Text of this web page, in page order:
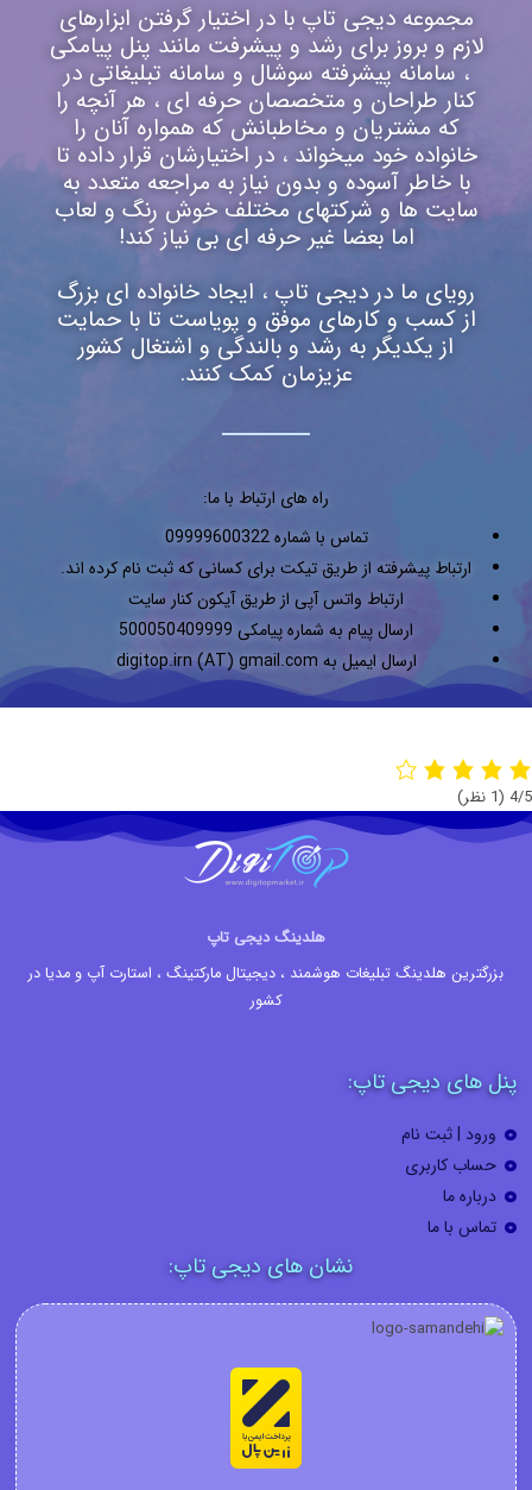
مجموعه دیجی تاپ با در اختیار گرفتن ابزارهای
لازم و بروز برای رشد و پیشرفت مانند پنل پیامکی
، سامانه پیشرفته سوشال و سامانه تبلیغاتی در
کنار طراحان و متخصصان حرفه ای ، هر آنچه را
که مشتریان و مخاطبانش که همواره آنان را
خانواده خود میخواند ، در اختیارشان قرار داده تا
با خاطر آسوده و بدون نیاز به مراجعه متعدد به
سایت ها و شرکتهای مختلف خوش رنگ و لعاب
اما بعضا غیر حرفه ای بی نیاز کند!
رویای ما در دیجی تاپ ، ایجاد خانواده ای بزرگ
از کسب و کارهای موفق و پویاست تا با حمایت
از یکدیگر به رشد و بالندگی و اشتغال کشور
عزیزمان کمک کنند.
راه های ارتباط با ما:
تماس با شماره 09999600322
ارتباط پیشرفته از طریق تیکت برای کسانی که ثبت نام کرده اند.
ارتباط واتس آپی از طریق آیکون کنار سایت
ارسال پیام به شماره پیامکی 500050409999
ارسال ایمیل به digitop.irn (AT) gmail.com
‫4/5 ‫(1 نظر)
هلدینگ دیجی تاپ
بزرگترین هلدینگ تبلیغات هوشمند ، دیجیتال مارکتینگ ، استارت آپ و مدیا در
کشور
پنل های دیجی تاپ:
ورود | ثبت نام
حساب کاربری
درباره ما
تماس با ما
نشان های دیجی تاپ: